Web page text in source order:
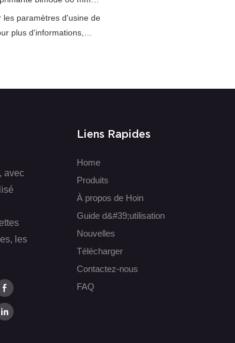
paramètres d'usine de
plus d'informations,
avec
les
Liens Rapides
Home
Produits
À propos de Hoin
Guide d&#39;utilisation
Nouvelles
Télécharger
Contactez-nous
FAQ